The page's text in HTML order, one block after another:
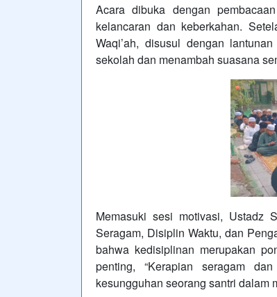
Acara dibuka dengan
kelancaran dan keberkahan.
Waqi’ah, disusul dengan
sekolah dan menambah suasana
Memasuki sesi motivasi, Ustadz
Seragam, Disiplin Waktu, dan
bahwa kedisiplinan merupakan
penting, “Kerapian seragam
kesungguhan seorang santri dalam